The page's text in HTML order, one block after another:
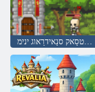
סנעפיד עלטסַאק סנַאידרַאוג ינימ